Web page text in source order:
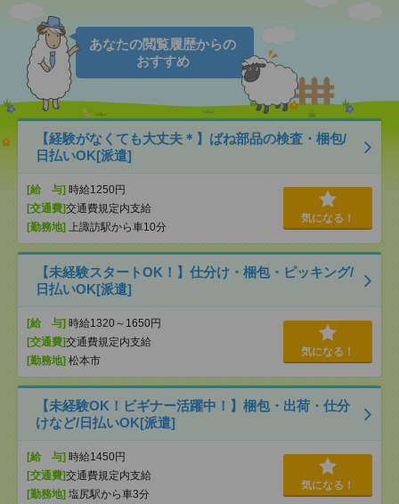
あなたの閲覧履歴からの
おすすめ
【経験がなくても大丈夫＊】ばね部品の検査・梱包/
日払いOK[派遣]
[給 与] 時給1250円
[交通費]交通費規定内支給
[勤務地] 上諏訪駅から車10分
気になる！
【未経験スタートOK！】仕分け・梱包・ピッキング/
日払いOK[派遣]
[給 与] 時給1320～1650円
[交通費]交通費規定内支給
[勤務地] 松本市
気になる！
【未経験OK！ビギナー活躍中！】梱包・出荷・仕分
けなど/日払いOK[派遣]
[給 与] 時給1450円
[交通費]交通費規定内支給
[勤務地] 塩尻駅から車3分
気になる！